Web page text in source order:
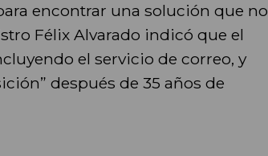
encontrar una solución que no
Félix Alvarado indicó que el
el servicio de correo, y
después de 35 años de